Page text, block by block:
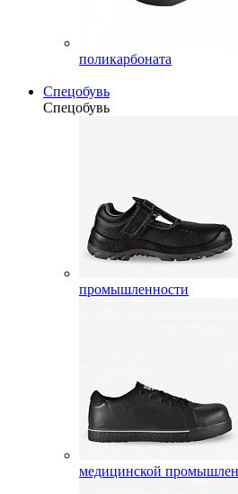
поликарбоната
Спецобувь
Спецобувь
промышленности
медицинской